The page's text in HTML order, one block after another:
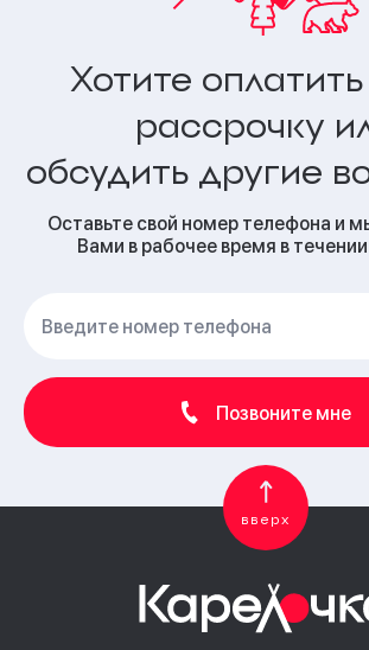
Хотите
рассрочку
обсудить другие
Оставьте свой номер телефона и
Вами в рабочее время в
Позвоните мне
вверх